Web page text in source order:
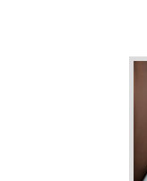
ridiculus